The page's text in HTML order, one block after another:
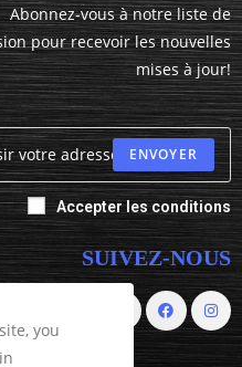
Abonnez-vous à notre liste de
pour recevoir les nouvelles
mises à jour!
ENVOYER
Accepter les conditions
SUIVEZ-NOUS
you